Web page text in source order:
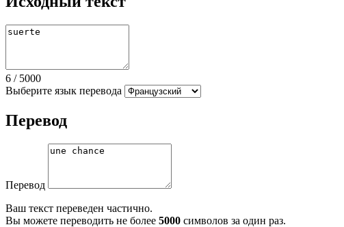
6 / 5000
Выберите язык перевода
Перевод
Перевод
Ваш текст переведен частично.
Вы можете переводить не более 5000 символов за один раз.